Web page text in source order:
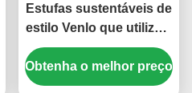
Estufas sustentáveis de
estilo Venlo que utilizam
materiais energéticos e
sistemas de energia
renovável que apoiam
Obtenha o melhor preço